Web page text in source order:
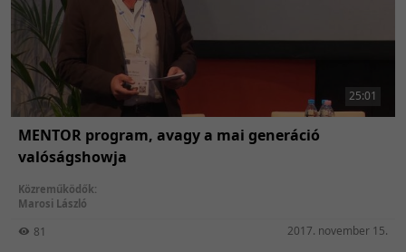
25:01
MENTOR program, avagy a mai generáció
valóságshowja
Közreműködők:
Marosi László
81 2017. november 15.